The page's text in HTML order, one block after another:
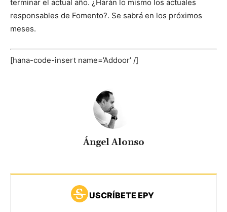
terminar el actual año. ¿Harán lo mismo los actuales
responsables de Fomento?. Se sabrá en los próximos
meses.
[hana-code-insert name=’Addoor’ /]
Ángel Alonso
USCRÍBETE EPY